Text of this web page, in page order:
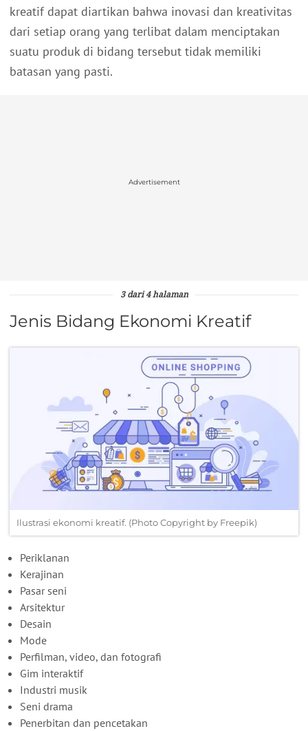
kreatif dapat diartikan bahwa inovasi dan kreativitas
dari setiap orang yang terlibat dalam menciptakan
suatu produk di bidang tersebut tidak memiliki
batasan yang pasti.
Advertisement
3 dari 4 halaman
Jenis Bidang Ekonomi Kreatif
Ilustrasi ekonomi kreatif. (Photo Copyright by Freepik)
Periklanan
Kerajinan
Pasar seni
Arsitektur
Desain
Mode
Perfilman, video, dan fotografi
Gim interaktif
Industri musik
Seni drama
Penerbitan dan pencetakan